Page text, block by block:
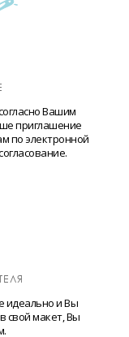
Вашим
приглашение
по электронной
идеально и Вы
свой макет, Вы